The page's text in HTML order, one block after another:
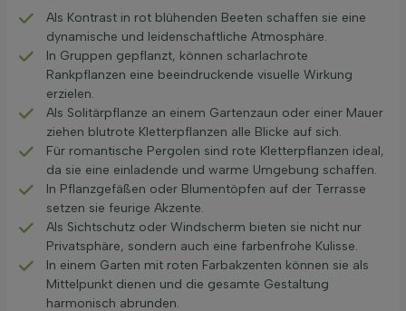
Als Kontrast in rot blühenden Beeten schaffen sie eine
dynamische und leidenschaftliche Atmosphäre.
In Gruppen gepflanzt, können scharlachrote
Rankpflanzen eine beeindruckende visuelle Wirkung
erzielen.
Als Solitärpflanze an einem Gartenzaun oder einer Mauer
ziehen blutrote Kletterpflanzen alle Blicke auf sich.
Für romantische Pergolen sind rote Kletterpflanzen ideal,
da sie eine einladende und warme Umgebung schaffen.
In Pflanzgefäßen oder Blumentöpfen auf der Terrasse
setzen sie feurige Akzente.
Als Sichtschutz oder Windscherm bieten sie nicht nur
Privatsphäre, sondern auch eine farbenfrohe Kulisse.
In einem Garten mit roten Farbakzenten können sie als
Mittelpunkt dienen und die gesamte Gestaltung
harmonisch abrunden.